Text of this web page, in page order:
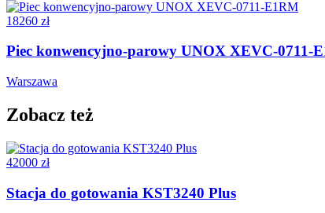
18260 zł
Piec konwencyjno-parowy UNOX XEVC-0711-
Warszawa
Zobacz też
42000 zł
Stacja do gotowania KST3240 Plus